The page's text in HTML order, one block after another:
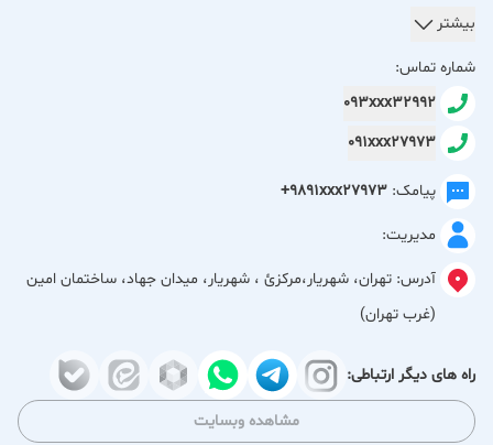
متخصص و محصولات متنوع، آماده همکاری با برندهای نوپا و بزرگ
محصولات و خدمات شرکت روستا طب پلاست:
انواع شیشه‌های آرایشی با کیفیت بالا
شیشه قطره‌ چکان
شیشه کرم‌پودر
شیشه‌های رنگی، شفاف و مات در مدل‌های متنوع
قطره‌چکان‌های حرفه‌ای با طراحی‌های خاص
قطره‌چکان ساده و لوکس
سری‌ سیلیکونی و سری‌ شیشه‌ای با درب‌های رنگی یا کلاسیک
پمپ اسپری و پمپ فومی
پمپ اسپری غلیظ‌پاش و رقیق‌پاش (برای لوسیون، تونر،
ضدعفونی‌کننده و...)
پمپ فومی ساده و براش‌دار (سیلیکونی، مناسب برای شوینده‌های
بیشتر
شماره تماس:
093xxx32992
091xxx27973
پیامک: +9891xxx27973
مدیریت:
آدرس: تهران، شهریار،مركزئ ، شهریار، میدان جهاد، ساختمان امین
(غرب تهران)
راه های دیگر ارتباطی:
مشاهده وبسایت